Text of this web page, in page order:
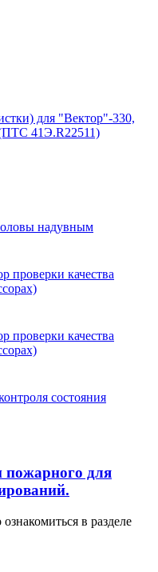
для "Вектор"-330,
(ПТС 41Э.R22511)
надувным
проверки качества
проверки качества
состояния
пожарного для
в разделе